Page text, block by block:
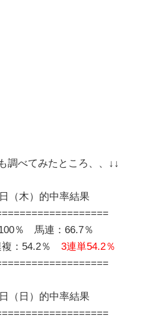
調べてみたところ、、↓↓
（木）的中率結果
％ 馬連：66.7％
複：54.2％3連単54.2％
（日）的中率結果